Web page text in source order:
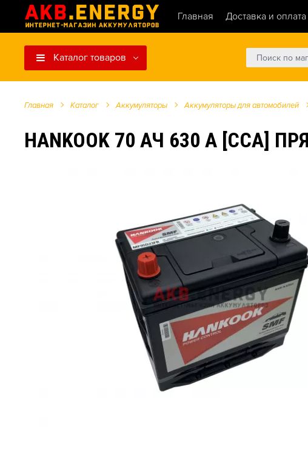
Главная Доставка и оплата
Каталог товаров
Главная Каталог Аккумуляторы Аккумуляторы для автомобилей
HANKOOK 70 АЧ 630 А [CCA]